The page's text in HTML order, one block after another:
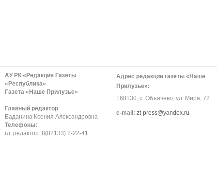
АУ РК «Редакция Газеты
«Республика»
Газета «Наше Прилузье»
Главный редактор
Баданина Ксения Александровна
Телефоны:
гл. редактор: 8(82133) 2-22-41
Адрес редакции газеты «Наше
Прилузье»:
168130, с. Объячево, ул. Мира, 72
е-mail: zt-press@yandex.ru